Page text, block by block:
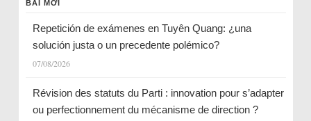
BÀI MỚI
Repetición de exámenes en Tuyên Quang: ¿una
solución justa o un precedente polémico?
07/08/2026
Révision des statuts du Parti : innovation pour s’adapter
ou perfectionnement du mécanisme de direction ?